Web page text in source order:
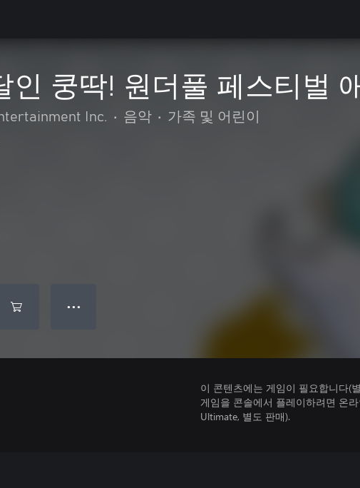
인 쿵딱! 원더풀 페스티벌
Inc. • 음악 • 가족 및 어린이
● ● ●
이 콘텐츠에는 게임이 필요합니다(
게임을 콘솔에서 플레이하려면 온
Ultimate, 별도 판매).